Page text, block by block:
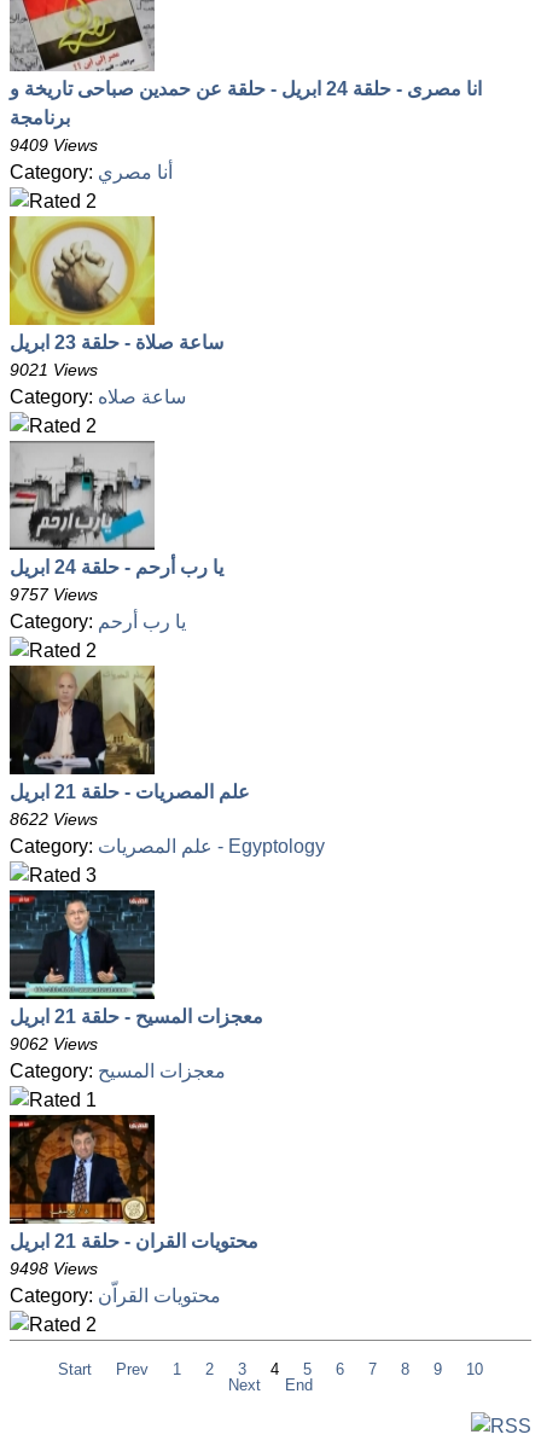
انا مصرى - حلقة 24 ابريل - حلقة عن حمدين صباحى تاريخة و
برنامجة
9409 Views
Category: أنا مصري
ساعة صلاة - حلقة 23 ابريل
9021 Views
Category: ساعة صلاه
يا رب أرحم - حلقة 24 ابريل
9757 Views
Category: يا رب أرحم
علم المصريات - حلقة 21 ابريل
8622 Views
Category: علم المصريات - Egyptology
معجزات المسيح - حلقة 21 ابريل
9062 Views
Category: معجزات المسيح
محتويات القران - حلقة 21 ابريل
9498 Views
Category: محتويات القراّن
Start Prev 1 2 3 4 5 6 7 8 9
10
Next
End